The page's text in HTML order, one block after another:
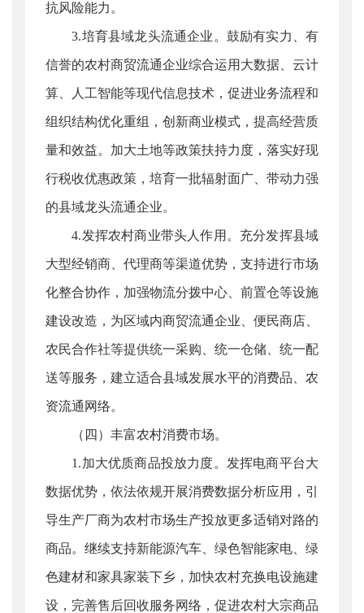
抗风险能力。
3.培育县域龙头流通企业。鼓励有实力、有
信誉的农村商贸流通企业综合运用大数据、云计
算、人工智能等现代信息技术，促进业务流程和
组织结构优化重组，创新商业模式，提高经营质
量和效益。加大土地等政策扶持力度，落实好现
行税收优惠政策，培育一批辐射面广、带动力强
的县域龙头流通企业。
4.发挥农村商业带头人作用。充分发挥县域
大型经销商、代理商等渠道优势，支持进行市场
化整合协作，加强物流分拨中心、前置仓等设施
建设改造，为区域内商贸流通企业、便民商店、
农民合作社等提供统一采购、统一仓储、统一配
送等服务，建立适合县域发展水平的消费品、农
资流通网络。
（四）丰富农村消费市场。
1.加大优质商品投放力度。发挥电商平台大
数据优势，依法依规开展消费数据分析应用，引
导生产厂商为农村市场生产投放更多适销对路的
商品。继续支持新能源汽车、绿色智能家电、绿
色建材和家具家装下乡，加快农村充换电设施建
设，完善售后回收服务网络，促进农村大宗商品